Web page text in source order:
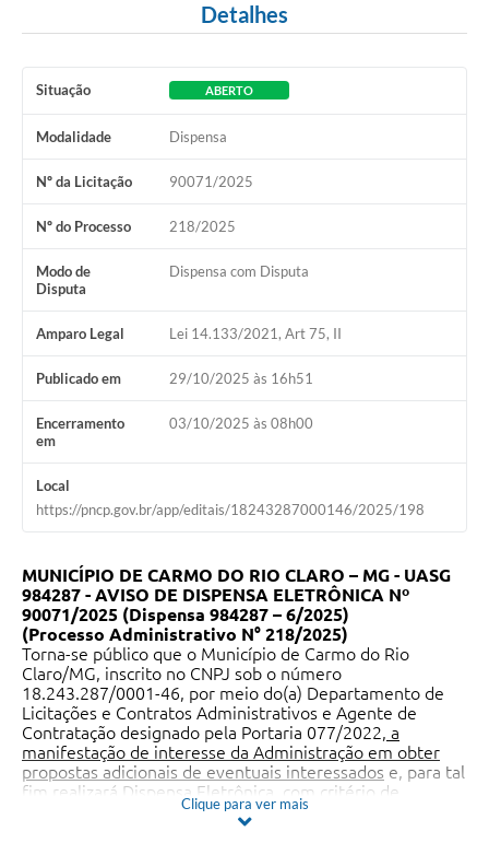
Detalhes
Situação ABERTO
Modalidade Dispensa
Nº da Licitação 90071/2025
Nº do Processo 218/2025
Modo de
Disputa
Dispensa com Disputa
Amparo Legal Lei 14.133/2021, Art 75, II
Publicado em 29/10/2025 às 16h51
Encerramento
em
03/10/2025 às 08h00
Local
https://pncp.gov.br/app/editais/18243287000146/2025/198
MUNICÍPIO DE CARMO DO RIO CLARO – MG - UASG
984287 - AVISO DE DISPENSA ELETRÔNICA Nº
90071/2025 (Dispensa 984287 – 6/2025)
(Processo Administrativo N° 218/2025)
Torna-se público que o Município de Carmo do Rio
Claro/MG, inscrito no CNPJ sob o número
18.243.287/0001-46, por meio do(a) Departamento de
Licitações e Contratos Administrativos e Agente de
Contratação designado pela Portaria 077/2022, a
manifestação de interesse da Administração em obter
propostas adicionais de eventuais interessados e, para tal
fim realizará Dispensa Eletrônica,
com critério de
MENOR PREÇO, na hipótese do
do referido artigo, devendo ser
Clique para ver mais